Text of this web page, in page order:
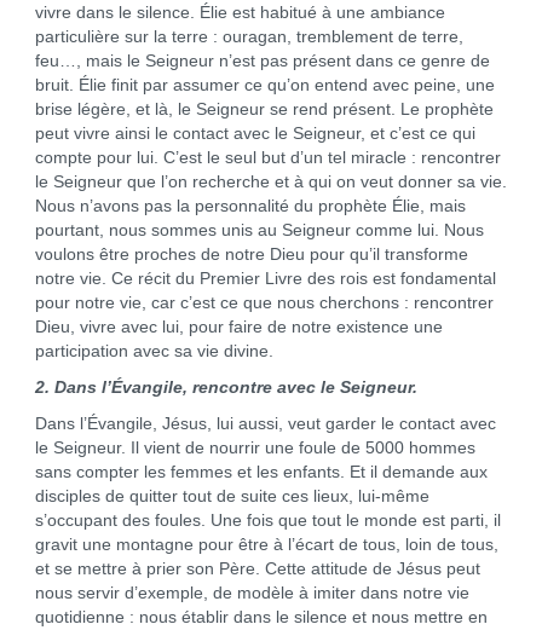
vivre dans le silence. Élie est habitué à une ambiance
particulière sur la terre : ouragan, tremblement de terre,
feu…, mais le Seigneur n’est pas présent dans ce genre de
bruit. Élie finit par assumer ce qu’on entend avec peine, une
brise légère, et là, le Seigneur se rend présent. Le prophète
peut vivre ainsi le contact avec le Seigneur, et c’est ce qui
compte pour lui. C’est le seul but d’un tel miracle : rencontrer
le Seigneur que l’on recherche et à qui on veut donner sa vie.
Nous n’avons pas la personnalité du prophète Élie, mais
pourtant, nous sommes unis au Seigneur comme lui. Nous
voulons être proches de notre Dieu pour qu’il transforme
notre vie. Ce récit du Premier Livre des rois est fondamental
pour notre vie, car c’est ce que nous cherchons : rencontrer
Dieu, vivre avec lui, pour faire de notre existence une
participation avec sa vie divine.
2. Dans l’Évangile, rencontre avec le Seigneur.
Dans l’Évangile, Jésus, lui aussi, veut garder le contact avec
le Seigneur. Il vient de nourrir une foule de 5000 hommes
sans compter les femmes et les enfants. Et il demande aux
disciples de quitter tout de suite ces lieux, lui-même
s’occupant des foules. Une fois que tout le monde est parti, il
gravit une montagne pour être à l’écart de tous, loin de tous,
et se mettre à prier son Père. Cette attitude de Jésus peut
nous servir d’exemple, de modèle à imiter dans notre vie
quotidienne : nous établir dans le silence et nous mettre en